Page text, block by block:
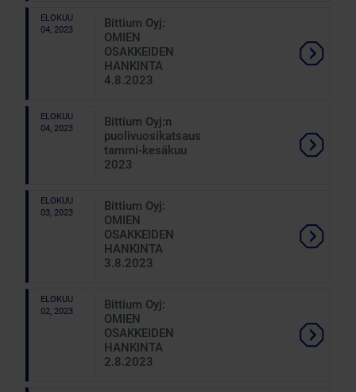
ELOKUU
04, 2023
Bittium Oyj:
OMIEN
OSAKKEIDEN
HANKINTA
4.8.2023
ELOKUU
04, 2023
Bittium Oyj:n
puolivuosikatsaus
tammi-kesäkuu
2023
ELOKUU
03, 2023
Bittium Oyj:
OMIEN
OSAKKEIDEN
HANKINTA
3.8.2023
ELOKUU
02, 2023
Bittium Oyj:
OMIEN
OSAKKEIDEN
HANKINTA
2.8.2023